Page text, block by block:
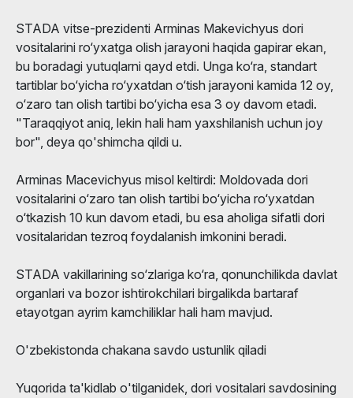
STADA vitse-prezidenti Arminas Makevichyus dori
vositalarini ro‘yxatga olish jarayoni haqida gapirar ekan,
bu boradagi yutuqlarni qayd etdi. Unga ko‘ra, standart
tartiblar bo‘yicha ro‘yxatdan o‘tish jarayoni kamida 12 oy,
o‘zaro tan olish tartibi bo‘yicha esa 3 oy davom etadi.
"Taraqqiyot aniq, lekin hali ham yaxshilanish uchun joy
bor", deya qo'shimcha qildi u.
Arminas Macevichyus misol keltirdi: Moldovada dori
vositalarini o‘zaro tan olish tartibi bo‘yicha ro‘yxatdan
o‘tkazish 10 kun davom etadi, bu esa aholiga sifatli dori
vositalaridan tezroq foydalanish imkonini beradi.
STADA vakillarining so‘zlariga ko‘ra, qonunchilikda davlat
organlari va bozor ishtirokchilari birgalikda bartaraf
etayotgan ayrim kamchiliklar hali ham mavjud.
O'zbekistonda chakana savdo ustunlik qiladi
Yuqorida ta'kidlab o'tilganidek, dori vositalari savdosining